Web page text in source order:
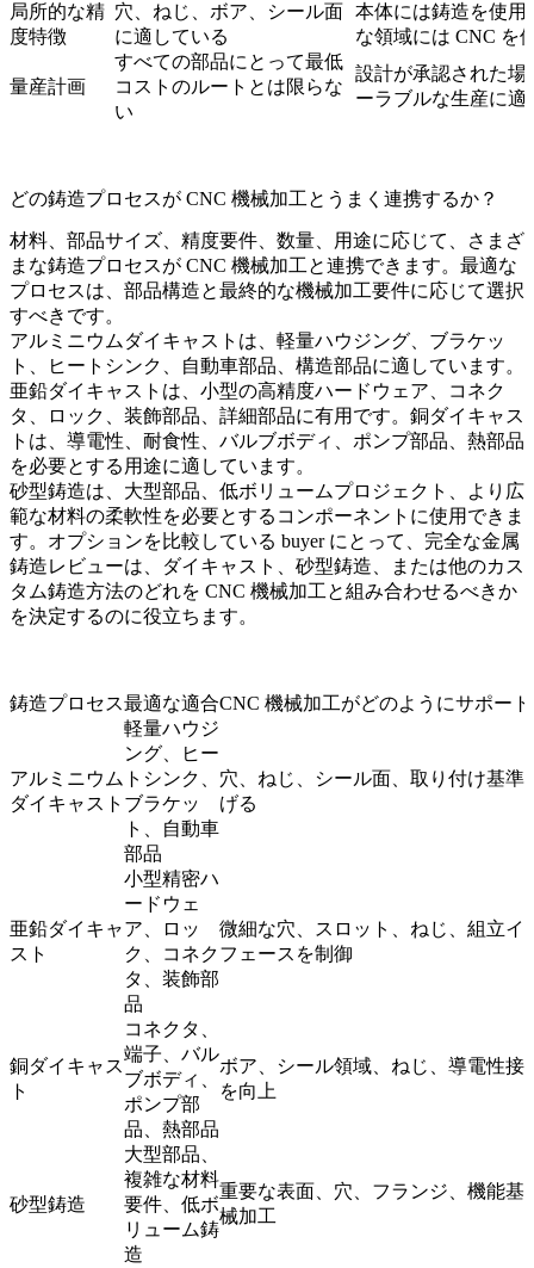
局所的な精
度特徴
穴、ねじ、ボア、シール面
に適している
本体には鋳造を使用
な領域には CNC を
量産計画
すべての部品にとって最低
コストのルートとは限らな
い
設計が承認された場
ーラブルな生産に適
どの鋳造プロセスが CNC 機械加工とうまく連携するか？
材料、部品サイズ、精度要件、数量、用途に応じて、さまざ
まな鋳造プロセスが CNC 機械加工と連携できます。最適な
プロセスは、部品構造と最終的な機械加工要件に応じて選択
すべきです。
アルミニウムダイキャスト は、軽量ハウジング、ブラケッ
ト、ヒートシンク、自動車部品、構造部品に適しています。
亜鉛ダイキャスト は、小型の高精度ハードウェア、コネク
タ、ロック、装飾部品、詳細部品に有用です。 銅ダイキャス
ト は、導電性、耐食性、バルブボディ、ポンプ部品、熱部品
を必要とする用途に適しています。
砂型鋳造は、大型部品、低ボリュームプロジェクト、より広
範な材料の柔軟性を必要とするコンポーネントに使用できま
す。オプションを比較している buyer にとって、完全な金属
鋳造レビューは、ダイキャスト、砂型鋳造、または他のカス
タム鋳造方法のどれを CNC 機械加工と組み合わせるべきか
を決定するのに役立ちます。
鋳造プロセス最適な適合CNC 機械加工がどのようにサポー
アルミニウム
ダイキャスト
軽量ハウジ
ング、ヒー
トシンク、
ブラケッ
ト、自動車
部品
穴、ねじ、シール面、取り付け基準
げる
亜鉛ダイキャ
スト
小型精密ハ
ードウェ
ア、ロッ
ク、コネク
タ、装飾部
品
微細な穴、スロット、ねじ、組立イ
フェースを制御
銅ダイキャス
ト
コネクタ、
端子、バル
ブボディ、
ポンプ部
品、熱部品
ボア、シール領域、ねじ、導電性接
を向上
砂型鋳造
大型部品、
複雑な材料
要件、低ボ
リューム鋳
造
重要な表面、穴、フランジ、機能基
械加工